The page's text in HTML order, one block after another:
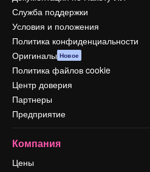
Служба поддержки
Условия и положения
Политика конфиденциальности
Оригиналы Новое
Политика файлов cookie
Центр доверия
Партнеры
Предприятие
Компания
Цены